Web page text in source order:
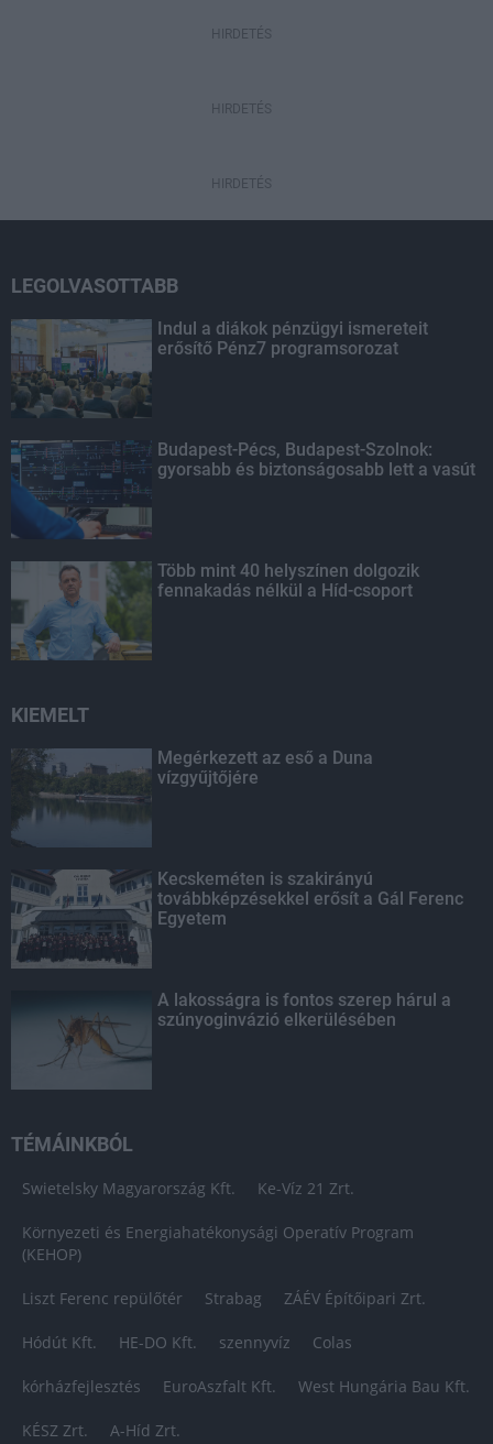
HIRDETÉS
HIRDETÉS
HIRDETÉS
LEGOLVASOTTABB
Indul a diákok pénzügyi ismereteit
erősítő Pénz7 programsorozat
Budapest-Pécs, Budapest-Szolnok:
gyorsabb és biztonságosabb lett a vasút
Több mint 40 helyszínen dolgozik
fennakadás nélkül a Híd-csoport
KIEMELT
Megérkezett az eső a Duna
vízgyűjtőjére
Kecskeméten is szakirányú
továbbképzésekkel erősít a Gál Ferenc
Egyetem
A lakosságra is fontos szerep hárul a
szúnyoginvázió elkerülésében
TÉMÁINKBÓL
Swietelsky Magyarország Kft. Ke-Víz 21 Zrt.
Környezeti és Energiahatékonysági Operatív Program
(KEHOP)
Liszt Ferenc repülőtér Strabag ZÁÉV Építőipari Zrt.
Hódút Kft. HE-DO Kft. szennyvíz Colas
kórházfejlesztés EuroAszfalt Kft. West Hungária Bau Kft.
KÉSZ Zrt. A-Híd Zrt.